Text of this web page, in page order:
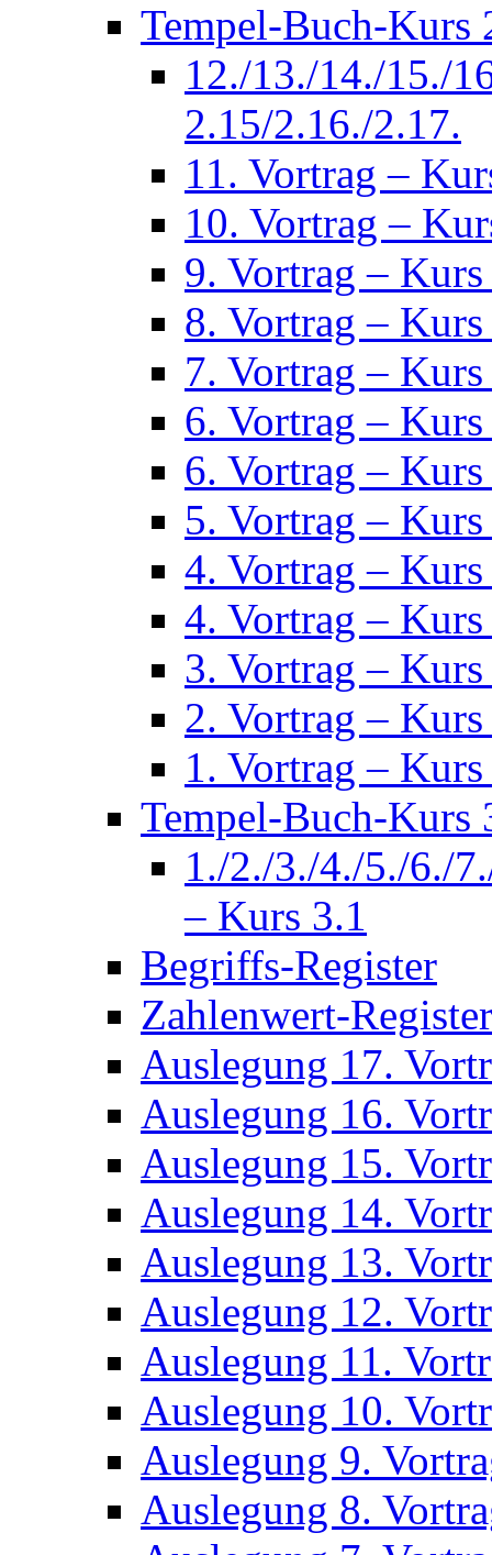
Tempel-Buch-Kurs
12./13./14./15./
2.15/2.16./2.17.
11. Vortrag –
10. Vortrag –
9. Vortrag –
8. Vortrag –
7. Vortrag –
6. Vortrag –
6. Vortrag –
5. Vortrag –
4. Vortrag –
4. Vortrag –
3. Vortrag –
2. Vortrag –
1. Vortrag –
Tempel-Buch-Kurs
1./2./3./4./5./6./
– Kurs 3.1
Begriffs-Register
Zahlenwert-Register
Auslegung 17.
Auslegung 16.
Auslegung 15.
Auslegung 14.
Auslegung 13.
Auslegung 12.
Auslegung 11.
Auslegung 10.
Auslegung 9.
Auslegung 8.